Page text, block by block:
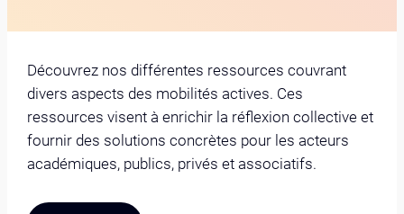
Découvrez nos différentes ressources couvrant
divers aspects des mobilités actives. Ces
ressources visent à enrichir la réflexion collective et
fournir des solutions concrètes pour les acteurs
académiques, publics, privés et associatifs.